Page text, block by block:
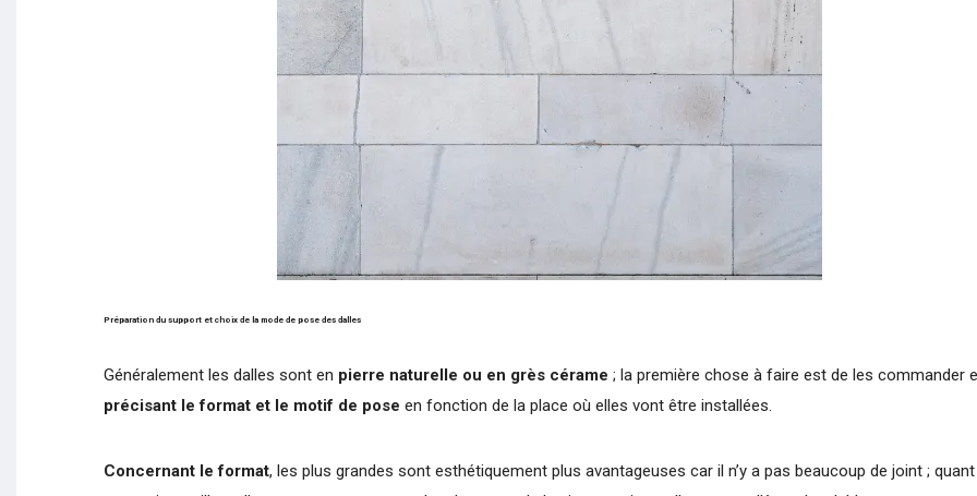
Préparation du support et choix de la mode de pose des dalles
Généralement les dalles sont en pierre naturelle ou en grès cérame ; la première chose à faire est de les commander
précisant le format et le motif de pose en fonction de la place où elles vont être installées.
Concernant le format, les plus grandes sont esthétiquement plus avantageuses car il n’y a pas beaucoup de joint ; quant